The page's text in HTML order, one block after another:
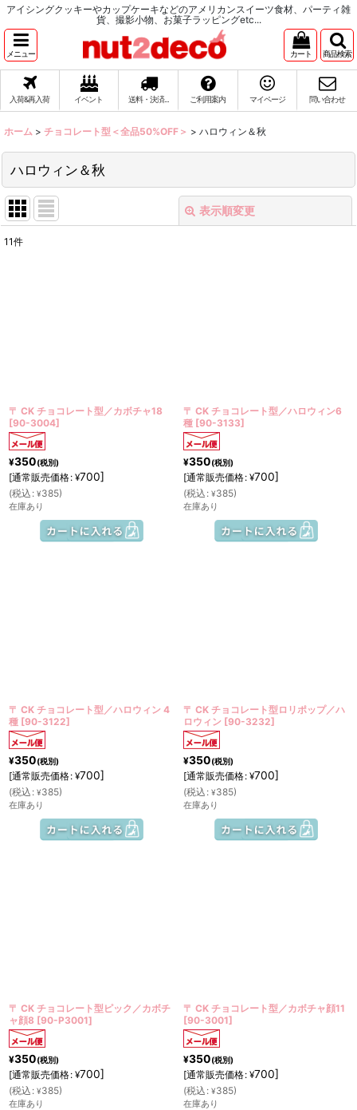
アイシングクッキーやカップケーキなどのアメリカンスイーツ食材、パーティ雑
貨、撮影小物、お菓子ラッピングetc...
メニュー カート 商品検索
入荷&再入荷 イベント 送料・決済... ご利用案内 マイページ 問い合わせ
ホーム > チョコレート型＜全品50%OFF＞ > ハロウィン＆秋
ハロウィン＆秋
表示順変更
11件
〒 CK チョコレート型／カボチャ18
[90-3004]
¥350(税別)
[通常販売価格: ¥700]
(税込 : ¥385)
在庫あり
〒 CK チョコレート型／ハロウィン6
種 [90-3133]
¥350(税別)
[通常販売価格: ¥700]
(税込 : ¥385)
在庫あり
〒 CK チョコレート型／ハロウィン 4
種 [90-3122]
¥350(税別)
[通常販売価格: ¥700]
(税込 : ¥385)
在庫あり
〒 CK チョコレート型ロリポップ／ハ
ロウィン [90-3232]
¥350(税別)
[通常販売価格: ¥700]
(税込 : ¥385)
在庫あり
〒 CK チョコレート型ピック／カボチ
ャ顔8 [90-P3001]
¥350(税別)
[通常販売価格: ¥700]
(税込 : ¥385)
在庫あり
〒 CK チョコレート型／カボチャ顔11
[90-3001]
¥350(税別)
[通常販売価格: ¥700]
(税込 : ¥385)
在庫あり